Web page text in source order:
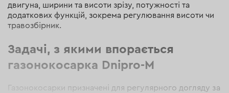
двигуна, ширини та висоти зрізу, потужності та
додаткових функцій, зокрема регулювання висоти чи
травозбірник.
Задачі, з якими впорається
газонокосарка Dnipro-M
Газонокосарки призначені для регулярного догляду за